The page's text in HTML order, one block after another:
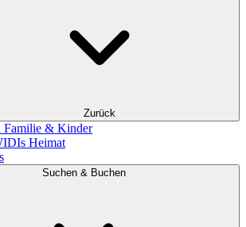
Zurück
Familie & Kinder
Heimat
Suchen & Buchen